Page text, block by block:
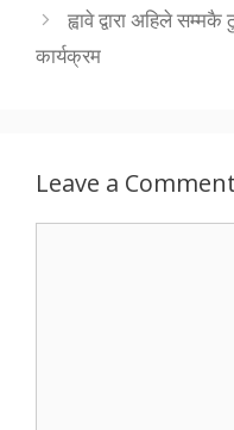
ह्वावे द्वारा अहिले
कार्यक्रम
Leave a Comment